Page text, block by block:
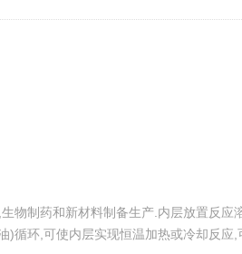
物制药和新材料制备生产.内层放置反应
)循环,可使内层实现恒温加热或冷却反应,